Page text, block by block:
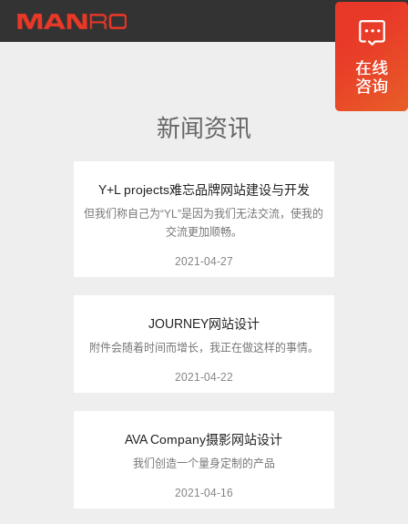
新闻
新闻资讯
Y+L projects难忘品牌网站建设与开发
但我们称自己为“YL”是因为我们无法交流，使我的
交流更加顺畅。
2021-04-27
JOURNEY网站设计
附件会随着时间而增长，我正在做这样的事情。
2021-04-22
AVA Company摄影网站设计
我们创造一个量身定制的产品
2021-04-16